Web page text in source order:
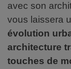
avec son
vous laissera
évolution
architecture
touches de